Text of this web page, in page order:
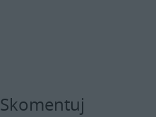
Skomentuj